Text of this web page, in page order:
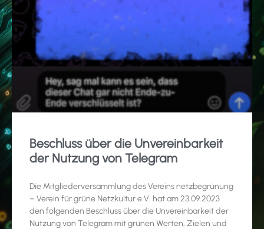
Beschluss über die Unvereinbarkeit
der Nutzung von Telegram
Die Mitgliederversammlung des Vereins netzbegrünung
– Verein für grüne Netzkultur e.V. hat am 23.09.2023
den folgenden Beschluss über die Unvereinbarkeit der
Nutzung von Telegram mit grünen Werten, Zielen und